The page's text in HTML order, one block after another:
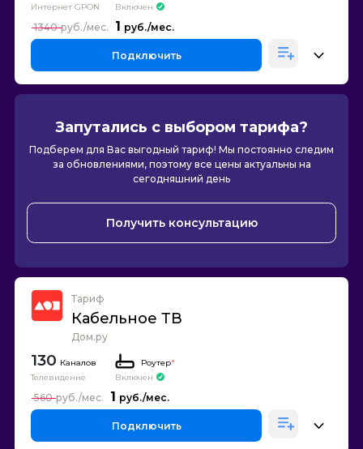
Интернет GPON
Включен
1
1340
Подключить
Запутались с выбором тарифа?
Подберем для Вас выгодный тариф! Мы постоянно следим
за обновлениями, поэтому все цены актуальны на
сегодняшний день
Получить консультацию
Тариф
Кабельное ТВ
Дом.ру
130 Каналов
Телевидение
Роутер*
Включен
1
560
Подключить